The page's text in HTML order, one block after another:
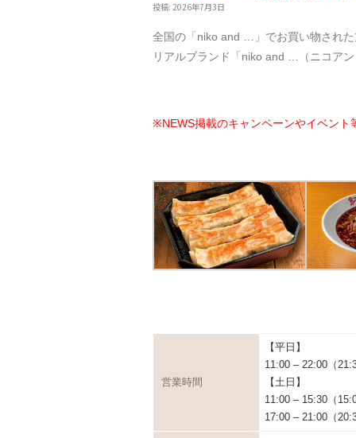
投稿: 2026年7月3日
全国の「niko and …」でお買い物され
リアルブランド「niko and …（ニコアン
※NEWS掲載のキャンペーンやイベント
営業時間
【平日】
11:00 – 22:00（
【土日】
11:00 – 15:30（
17:00 – 21:00（